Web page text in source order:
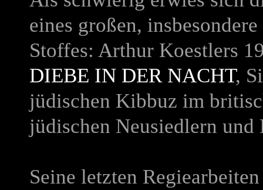
eines großen,
Stoffes: Arthur Koestlers
DIEBE IN DER NACHT,
jüdischen Kibbuz im
jüdischen Neusiedlern und
Seine letzten